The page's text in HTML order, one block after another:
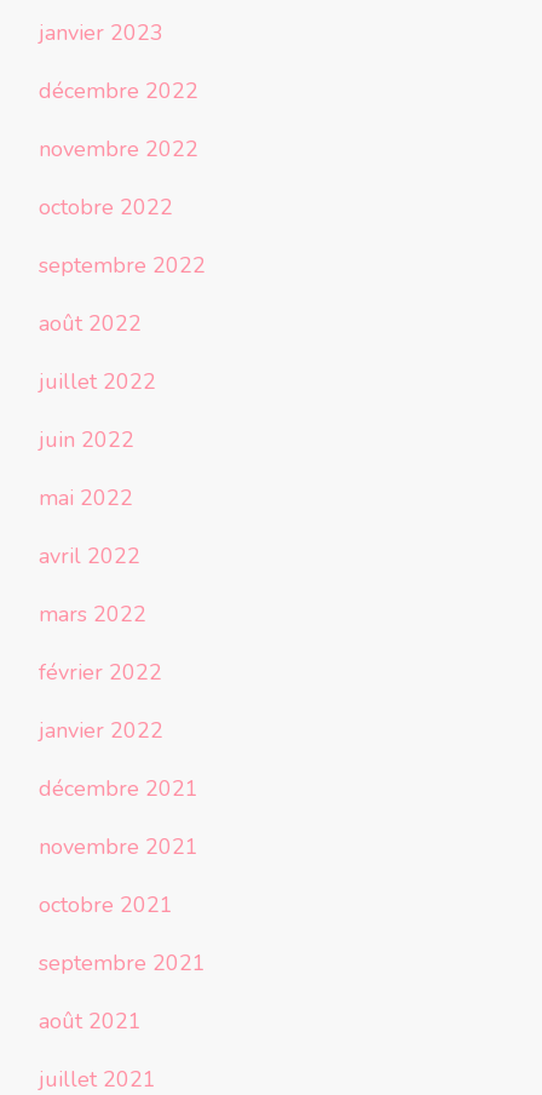
janvier 2023
décembre 2022
novembre 2022
octobre 2022
septembre 2022
août 2022
juillet 2022
juin 2022
mai 2022
avril 2022
mars 2022
février 2022
janvier 2022
décembre 2021
novembre 2021
octobre 2021
septembre 2021
août 2021
juillet 2021